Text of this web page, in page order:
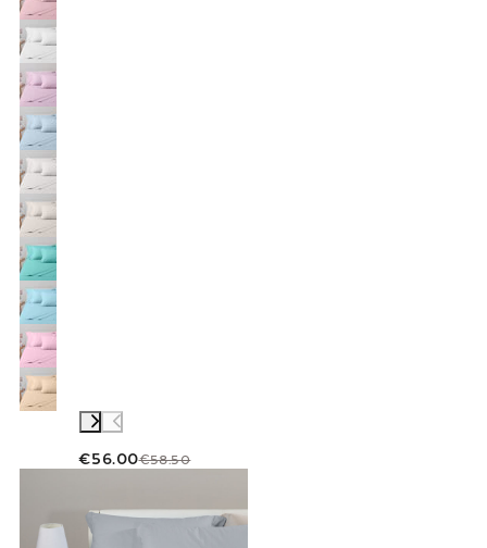
€56.00€58.50